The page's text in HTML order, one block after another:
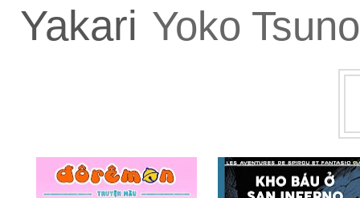
Yakari Yoko Tsuno